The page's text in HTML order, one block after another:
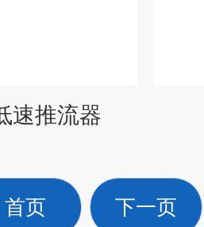
速推流器
首页 下一页